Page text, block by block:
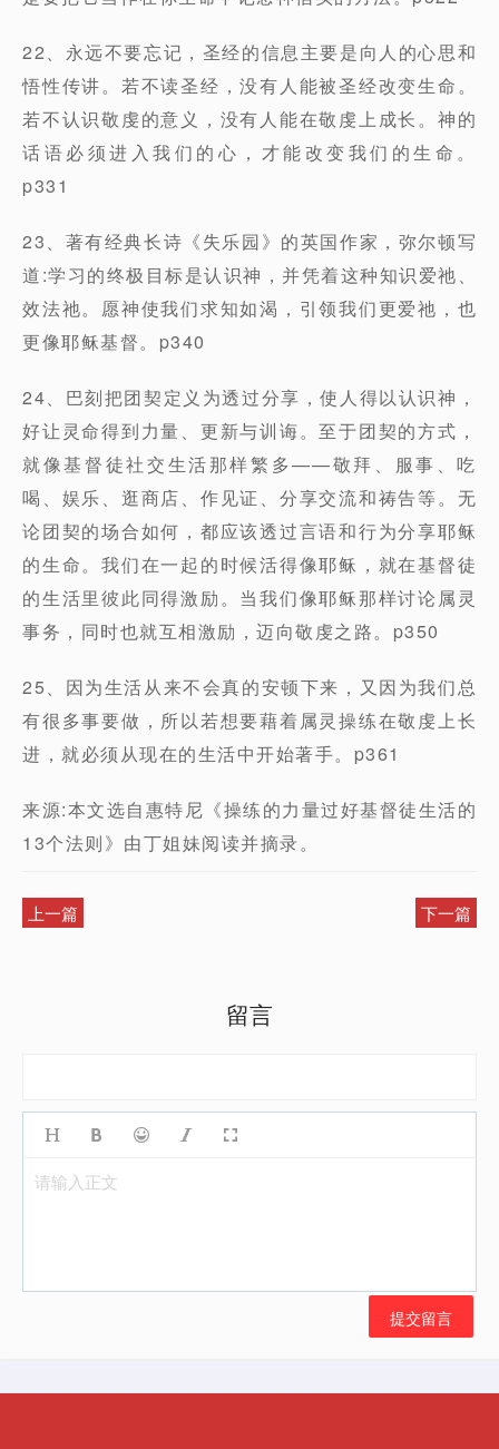
22、永远不要忘记，圣经的信息主要是向人的心思和
悟性传讲。若不读圣经，没有人能被圣经改变生命。
若不认识敬虔的意义，没有人能在敬虔上成长。神的
话语必须进入我们的心，才能改变我们的生命。
p331
23、著有经典长诗《失乐园》的英国作家，弥尔顿写
道:学习的终极目标是认识神，并凭着这种知识爱祂、
效法祂。愿神使我们求知如渴，引领我们更爱祂，也
更像耶稣基督。p340
24、巴刻把团契定义为透过分享，使人得以认识神，
好让灵命得到力量、更新与训诲。至于团契的方式，
就像基督徒社交生活那样繁多——敬拜、服事、吃
喝、娱乐、逛商店、作见证、分享交流和祷告等。无
论团契的场合如何，都应该透过言语和行为分享耶稣
的生命。我们在一起的时候活得像耶稣，就在基督徒
的生活里彼此同得激励。当我们像耶稣那样讨论属灵
事务，同时也就互相激励，迈向敬虔之路。p350
25、因为生活从来不会真的安顿下来，又因为我们总
有很多事要做，所以若想要藉着属灵操练在敬虔上长
进，就必须从现在的生活中开始著手。p361
来源:本文选自惠特尼《操练的力量过好基督徒生活的
13个法则》由丁姐妹阅读并摘录。
上一篇 下一篇
留言
请输入正文
提交留言